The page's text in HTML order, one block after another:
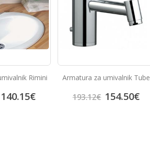
Rimini
140.15€
Armatura za umivalnik Tube
193.12€ 154.50€